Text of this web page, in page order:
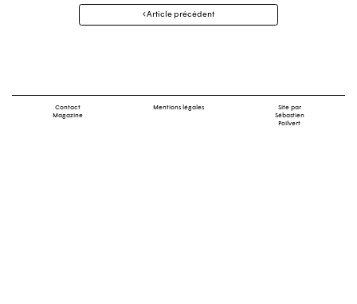
Navigation
Article précédent
Contact
Magazine
Mentions légales
Site par
Sébastien
Poilvert